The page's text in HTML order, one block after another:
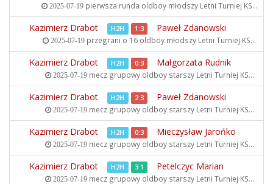
2025-07-19pierwsza runda oldboy młodszy Letni Turniej KS...
Kazimierz Drabot H2H 1:3 Paweł Zdanowski
2025-07-19 przegrani o 16 oldboy młodszy Letni Turniej KS...
Kazimierz Drabot H2H 0:3 Małgorzata Rudnik
2025-07-19mecz grupowy oldboy starszy Letni Turniej KS...
Kazimierz Drabot H2H 2:3 Paweł Zdanowski
2025-07-19mecz grupowy oldboy starszy Letni Turniej KS...
Kazimierz Drabot H2H 0:3 Mieczysław Jarońko
2025-07-19mecz grupowy oldboy starszy Letni Turniej KS...
Kazimierz Drabot H2H 3:1 Petelczyc Marian
2025-07-19mecz grupowy oldboy starszy Letni Turniej KS...